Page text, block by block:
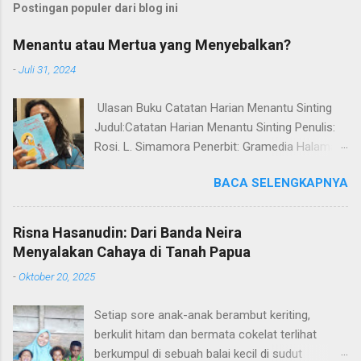
Postingan populer dari blog ini
Menantu atau Mertua yang Menyebalkan?
-Juli 31, 2024
Ulasan Buku Catatan Harian Menantu Sinting
Judul:Catatan Harian Menantu Sinting Penulis:
Rosi. L. Simamora Penerbit: Gramedia Halaman:
9786020380674 Genre: Drama Rempong! Satu
kata yang pas untuk ditujukan kepada mertua si
Minar yang kepo maksimal dengan kehidupan
perkawinannya dan Sahat. Saban hari
pertanyaan Mamak Mertua tak jauh dari isi perut
Minar. "Udah hamilnya kau, Minar?" "Kok belum
kehidupan ini dibuat Mamak Sahat. Pening!
Satu kata yang pas untuk menggambarkan
BACA SELENGKAPNYA
Risna Hasanudin: Dari Banda Neira
Menyalakan Cahaya di Tanah Papua
-Oktober 20, 2025
Setiap sore anak-anak berambut keriting,
berkulit hitam dan bermata cokelat terlihat
berkumpul di sebuah balai kecil di sudut